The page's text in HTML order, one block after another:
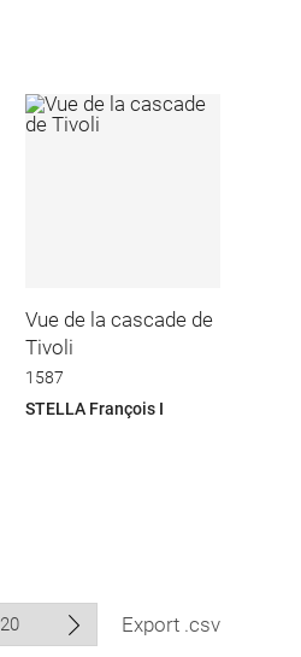
Vue de la cascade de
Tivoli
1587
STELLA François I
Export .csv